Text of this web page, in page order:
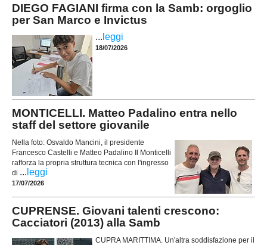
DIEGO FAGIANI firma con la Samb: orgoglio
per San Marco e Invictus
... leggi
18/07/2026
MONTICELLI. Matteo Padalino entra nello
staff del settore giovanile
Nella foto: Osvaldo Mancini, il presidente
Francesco Castelli e Matteo Padalino Il Monticelli
rafforza la propria struttura tecnica con l'ingresso
di ... leggi
17/07/2026
CUPRENSE. Giovani talenti crescono:
Cacciatori (2013) alla Samb
CUPRA MARITTIMA. Un'altra soddisfazione per il